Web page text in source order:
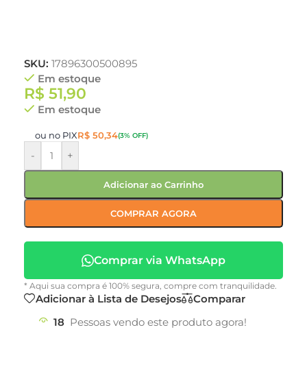
SKU: 17896300500895
Em estoque
R$ 51,90
Em estoque
ou no PIXR$ 50,34(3% OFF)
- +
Adicionar ao Carrinho
COMPRAR AGORA
Comprar via WhatsApp
* Aqui sua compra é 100% segura, compre com tranquilidade.
Adicionar à Lista de Desejos
Comparar
18 Pessoas vendo este produto agora!